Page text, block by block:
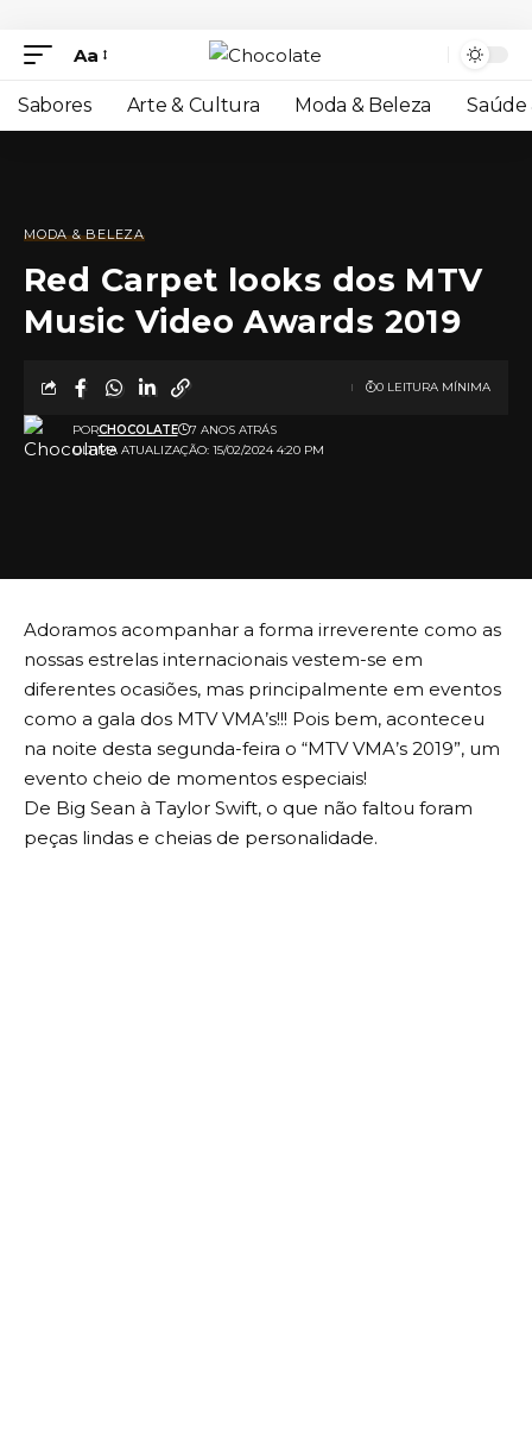
Aa
Sabores Arte & Cultura Moda & Beleza Saúde
MODA & BELEZA
Red Carpet looks dos MTV
Music Video Awards 2019
ULTIMA ATUALIZAÇÃO: 15/02/2024 4:20 PM
PORCHOCOLATE 7 ANOS ATRÁS
0 LEITURA MÍNIMA
Adoramos acompanhar a forma irreverente como as
nossas estrelas internacionais vestem-se em
diferentes ocasiões, mas principalmente em eventos
como a gala dos MTV VMA’s!!! Pois bem, aconteceu
na noite desta segunda-feira o “MTV VMA’s 2019”, um
evento cheio de momentos especiais!
De Big Sean à Taylor Swift, o que não faltou foram
peças lindas e cheias de personalidade.